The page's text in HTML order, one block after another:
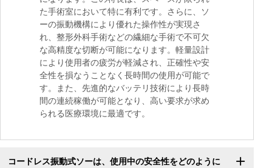
た手術室において特に有利です。さらに、ソ
ーの振動機構により優れた操作性が実現さ
れ、整形外科手術などの繊細な手術で不可欠
な高精度な切断が可能になります。軽量設計
により使用者の疲労が軽減され、正確性や安
全性を損なうことなく長時間の使用が可能で
す。また、先進的なバッテリ技術により長時
間の連続稼働が可能となり、高い要求が求め
られる医療環境に最適です。
コードレス振動式ソーは、使用中の安全性をどのように